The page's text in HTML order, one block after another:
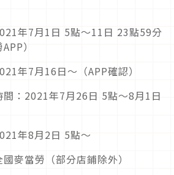
年7月1日 5點～11日 23點59分
）
年7月16日～（APP確認）
：2021年7月26日 5點～8月1日
年8月2日 5點～
麥當勞（部分店鋪除外）